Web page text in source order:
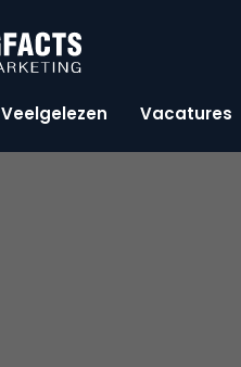
Veelgelezen Vacatures